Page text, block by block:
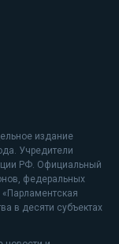
издание
Учредители
РФ. Официальный
федеральных
в десяти субъектах